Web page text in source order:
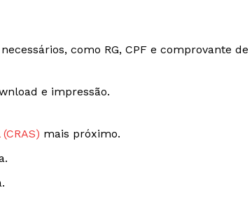
como RG, CPF e comprovante de
e impressão.
mais próximo.